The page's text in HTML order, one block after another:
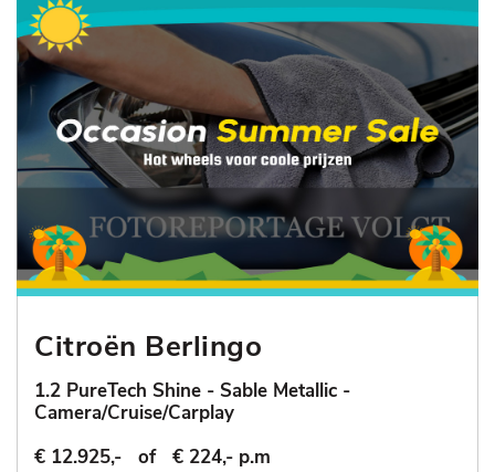
Citroën Berlingo
1.2 PureTech Shine - Sable Metallic -
Camera/Cruise/Carplay
€ 12.925,-
of € 224,- p.m